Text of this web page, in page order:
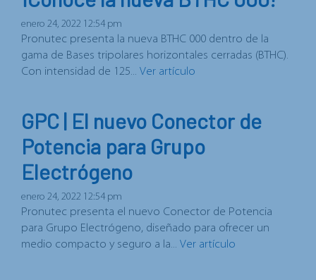
enero 24, 2022 12:54 pm
Pronutec presenta la nueva BTHC 000 dentro de la
gama de Bases tripolares horizontales cerradas (BTHC).
Con intensidad de 125... Ver artículo
GPC | El nuevo Conector de
Potencia para Grupo
Electrógeno
enero 24, 2022 12:54 pm
Pronutec presenta el nuevo Conector de Potencia
para Grupo Electrógeno, diseñado para ofrecer un
medio compacto y seguro a la... Ver artículo